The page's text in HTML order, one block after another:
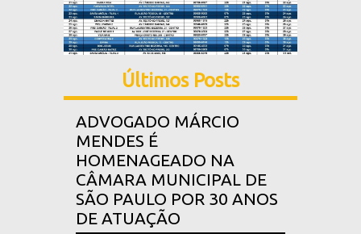
Últimos Posts
ADVOGADO MÁRCIO
MENDES É
HOMENAGEADO NA
CÂMARA MUNICIPAL DE
SÃO PAULO POR 30 ANOS
DE ATUAÇÃO